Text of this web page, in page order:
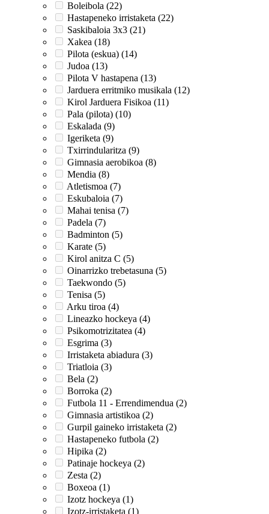
Boleibola (22)
Hastapeneko irristaketa (22)
Saskibaloia 3x3 (21)
Xakea (18)
Pilota (eskua) (14)
Judoa (13)
Pilota V hastapena (13)
Jarduera erritmiko musikala (12)
Kirol Jarduera Fisikoa (11)
Pala (pilota) (10)
Eskalada (9)
Igeriketa (9)
Txirrindularitza (9)
Gimnasia aerobikoa (8)
Mendia (8)
Atletismoa (7)
Eskubaloia (7)
Mahai tenisa (7)
Padela (7)
Badminton (5)
Karate (5)
Kirol anitza C (5)
Oinarrizko trebetasuna (5)
Taekwondo (5)
Tenisa (5)
Arku tiroa (4)
Lineazko hockeya (4)
Psikomotrizitatea (4)
Esgrima (3)
Irristaketa abiadura (3)
Triatloia (3)
Bela (2)
Borroka (2)
Futbola 11 - Errendimendua (2)
Gimnasia artistikoa (2)
Gurpil gaineko irristaketa (2)
Hastapeneko futbola (2)
Hipika (2)
Patinaje hockeya (2)
Zesta (2)
Boxeoa (1)
Izotz hockeya (1)
Izotz-irristaketa (1)